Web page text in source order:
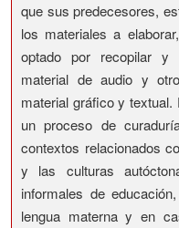
que sus predecesores,
los materiales a
optado por recopilar y
material de audio y
material gráfico y
un proceso de
contextos relacionados
y las culturas
informales de
lengua materna y en